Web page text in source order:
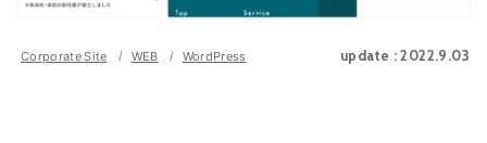
Corporate Site WEB WordPress update : 2022.9.03